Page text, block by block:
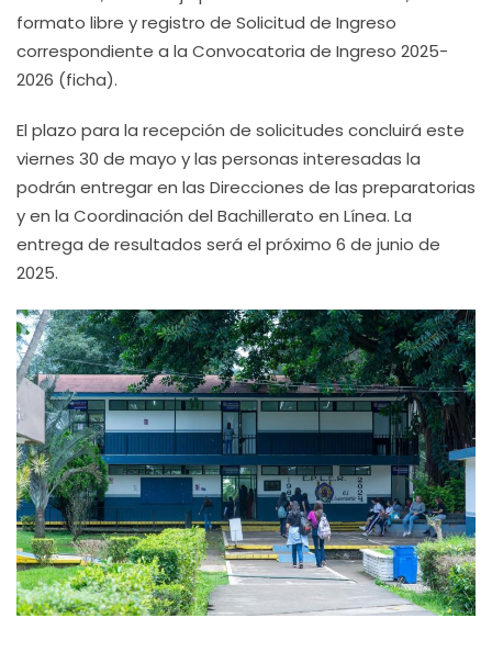
formato libre y registro de Solicitud de Ingreso
correspondiente a la Convocatoria de Ingreso 2025-
2026 (ficha).
El plazo para la recepción de solicitudes concluirá este
viernes 30 de mayo y las personas interesadas la
podrán entregar en las Direcciones de las preparatorias
y en la Coordinación del Bachillerato en Línea. La
entrega de resultados será el próximo 6 de junio de
2025.